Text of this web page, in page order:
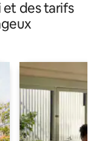
des tarifs